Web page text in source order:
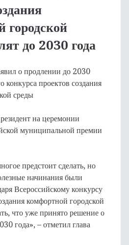
городской
до 2030 года
о продлении до 2030
конкурса проектов создания
среды
на церемонии
муниципальной премии
предстоит сделать, но
начинания были
Всероссийскому конкурсу
комфортной городской
что уже принято решение о
года», – отметил глава